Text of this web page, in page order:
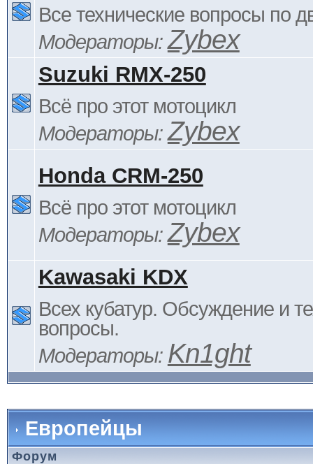
Все технические вопросы по
Модераторы:Zybex
Suzuki RMX-250
Всё про этот мотоцикл
Модераторы:Zybex
Honda CRM-250
Всё про этот мотоцикл
Модераторы:Zybex
Kawasaki KDX
Всех кубатур. Обсуждение и
вопросы.
Модераторы: Kn1ght
Европейцы
Форум